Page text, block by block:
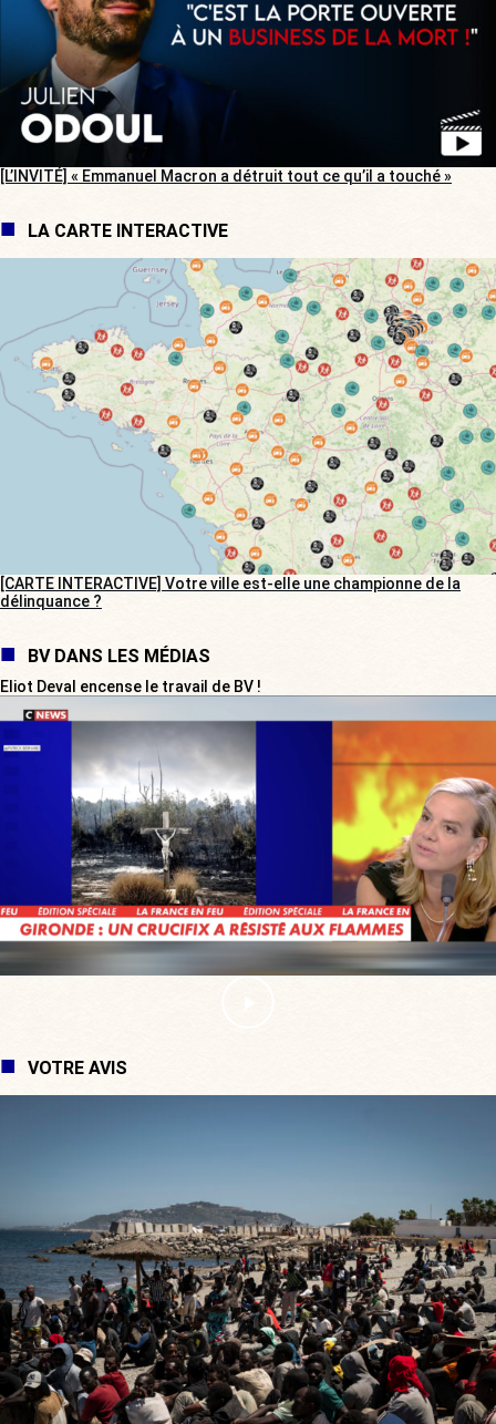
[L’INVITÉ] « Emmanuel Macron a détruit tout ce qu’il a touché »
LA CARTE INTERACTIVE
[CARTE INTERACTIVE] Votre ville est-elle une championne de la
délinquance ?
BV DANS LES MÉDIAS
Eliot Deval encense le travail de BV !
VOTRE AVIS